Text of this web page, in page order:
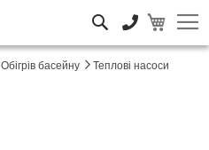
Обігрів басейну Теплові насоси